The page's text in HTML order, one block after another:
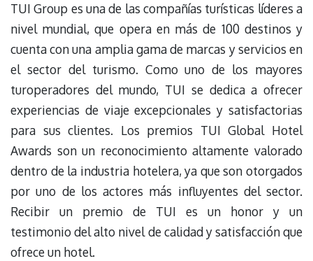
TUI Group es una de las compañías turísticas líderes a
nivel mundial, que opera en más de 100 destinos y
cuenta con una amplia gama de marcas y servicios en
el sector del turismo. Como uno de los mayores
turoperadores del mundo, TUI se dedica a ofrecer
experiencias de viaje excepcionales y satisfactorias
para sus clientes. Los premios TUI Global Hotel
Awards son un reconocimiento altamente valorado
dentro de la industria hotelera, ya que son otorgados
por uno de los actores más influyentes del sector.
Recibir un premio de TUI es un honor y un
testimonio del alto nivel de calidad y satisfacción que
ofrece un hotel.